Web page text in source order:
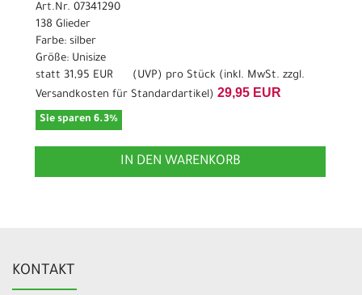
Art.Nr. 07341290
138 Glieder
Farbe: silber
Größe: Unisize
statt 31,95 EUR ( UVP ) pro Stück (inkl. MwSt. zzgl.
Versandkosten für Standardartikel) 29,95 EUR
Sie sparen 6.3%
IN DEN WARENKORB
KONTAKT